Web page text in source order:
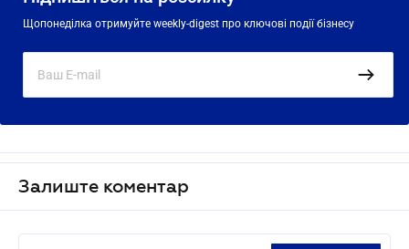
Щопонеділка отримуйте weekly-digest про ключові події бізнесу
Залиште коментар